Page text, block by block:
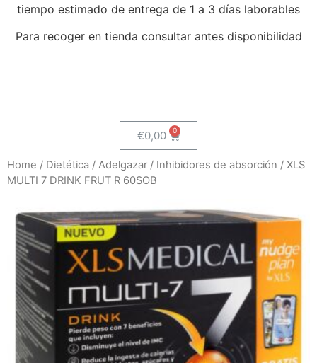
tiempo estimado de entrega de 1 a 3 días laborables
Para recoger en tienda consultar antes disponibilidad
€0,00
Home / Dietética / Adelgazar / Inhibidores de absorción / XLS
MULTI 7 DRINK FRUT R 60SOB